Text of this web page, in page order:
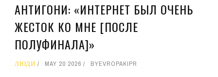
АНТИГОНИ: «ИНТЕРНЕТ БЫЛ ОЧЕНЬ
ЖЕСТОК КО МНЕ [ПОСЛЕ
ПОЛУФИНАЛА]»
ЛЮДИ MAY 20 2026 BYEVROPAKIPR